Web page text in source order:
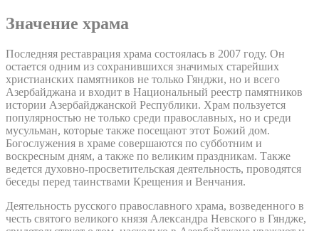
Значение храма
Последняя реставрация храма состоялась в 2007 году. Он
остается одним из сохранившихся значимых старейших
христианских памятников не только Гянджи, но и всего
Азербайджана и входит в Национальный реестр памятников
истории Азербайджанской Республики. Храм пользуется
популярностью не только среди православных, но и среди
мусульман, которые также посещают этот Божий дом.
Богослужения в храме совершаются по субботним и
воскресным дням, а также по великим праздникам. Также
ведется духовно-просветительская деятельность, проводятся
беседы перед таинствами Крещения и Венчания.
Деятельность русского православного храма, возведенного в
честь святого великого князя Александра Невского в Гяндже,